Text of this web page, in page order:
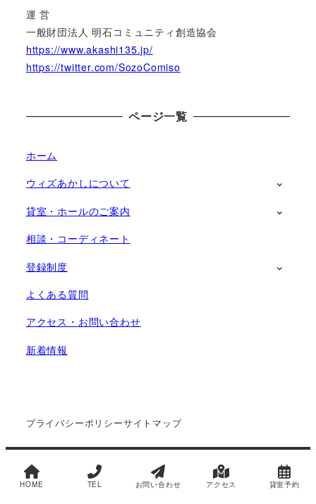
運 営
一般財団法人 明石コミュニティ創造協会
https://www.akashi135.jp/
https://twitter.com/SozoComiso
ページ一覧
ホーム
ウィズあかしについて
貸室・ホールのご案内
相談・コーディネート
登録制度
よくある質問
アクセス・お問い合わせ
新着情報
プライバシーポリシーサイトマップ
Copyright © 一般財団法人明石コミュニティ創造協会
All Rights Reserved.
HOME TEL お問い合わせ アクセス 貸室予約